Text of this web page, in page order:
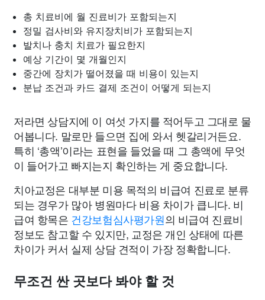
총 치료비에 월 진료비가 포함되는지
정밀 검사비와 유지장치비가 포함되는지
발치나 충치 치료가 필요한지
예상 기간이 몇 개월인지
중간에 장치가 떨어졌을 때 비용이 있는지
분납 조건과 카드 결제 조건이 어떻게 되는지
저라면 상담지에 이 여섯 가지를 적어두고 그대로 물
어봅니다. 말로만 들으면 집에 와서 헷갈리거든요.
특히 ‘총액’이라는 표현을 들었을 때 그 총액에 무엇
이 들어가고 빠지는지 확인하는 게 중요합니다.
치아교정은 대부분 미용 목적의 비급여 진료로 분류
되는 경우가 많아 병원마다 비용 차이가 큽니다. 비
급여 항목은 건강보험심사평가원의 비급여 진료비
정보도 참고할 수 있지만, 교정은 개인 상태에 따른
차이가 커서 실제 상담 견적이 가장 정확합니다.
무조건 싼 곳보다 봐야 할 것